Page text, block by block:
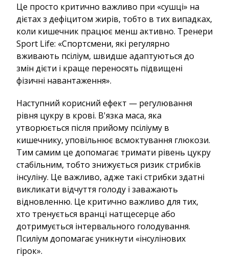
Це просто критично важливо при «сушці» на
дієтах з дефіцитом жирів, тобто в тих випадках,
коли кишечник працює менш активно. Тренери
Sport Life: «Спортсмени, які регулярно
вживають псіліум, швидше адаптуються до
змін дієти і краще переносять підвищені
фізичні навантаження».
Наступний корисний ефект — регулювання
рівня цукру в крові. В'язка маса, яка
утворюється після прийому псіліуму в
кишечнику, уповільнює всмоктування глюкози.
Тим самим це допомагає тримати рівень цукру
стабільним, тобто знижується ризик стрибків
інсуліну. Це важливо, адже такі стрибки здатні
викликати відчуття голоду і заважають
відновленню. Це критично важливо для тих,
хто тренується вранці натщесерце або
дотримується інтервального голодування.
Псиліум допомагає уникнути «інсулінових
гірок».